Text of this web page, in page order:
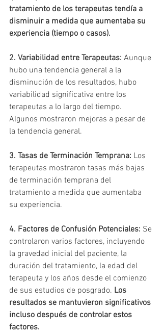
tratamiento de los terapeutas tendía a
disminuir a medida que aumentaba su
experiencia (tiempo o casos).
2. Variabilidad entre Terapeutas: Aunque
hubo una tendencia general a la
disminución de los resultados, hubo
variabilidad significativa entre los
terapeutas a lo largo del tiempo.
Algunos mostraron mejoras a pesar de
la tendencia general.
3. Tasas de Terminación Temprana: Los
terapeutas mostraron tasas más bajas
de terminación temprana del
tratamiento a medida que aumentaba
su experiencia.
4. Factores de Confusión Potenciales: Se
controlaron varios factores, incluyendo
la gravedad inicial del paciente, la
duración del tratamiento, la edad del
terapeuta y los años desde el comienzo
de sus estudios de posgrado. Los
resultados se mantuvieron significativos
incluso después de controlar estos
factores.